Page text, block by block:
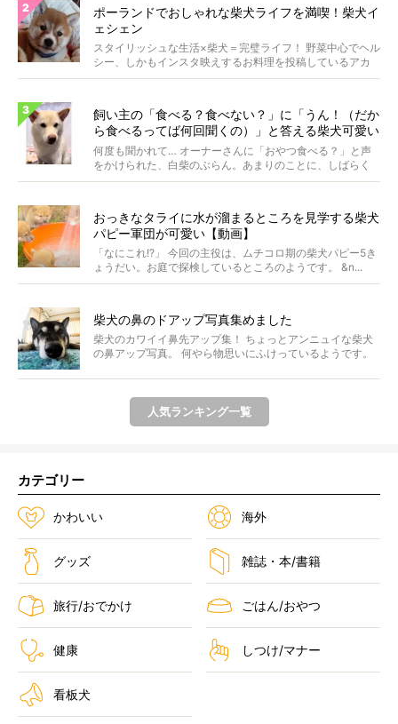
ポーランドでおしゃれな柴犬ライフを満喫！柴犬イ
ェシェン
スタイリッシュな生活×柴犬＝完璧ライフ！ 野菜中心でヘル
シー、しかもインスタ映えするお料理を投稿しているアカ
ウ...
飼い主の「食べる？食べない？」に「うん！（だか
ら食べるってば何回聞くの）」と答える柴犬可愛い
【動画】
何度も聞かれて… オーナーさんに「おやつ食べる？」と声
をかけられた、白柴のぶらん。あまりのことに、しばらく
フリ...
おっきなタライに水が溜まるところを見学する柴犬
パピー軍団が可愛い【動画】
「なにこれ!?」 今回の主役は、ムチコロ期の柴犬パピー5き
ょうだい。お庭で探検しているところのようです。 &n...
柴犬の鼻のドアップ写真集めました
柴犬のカワイイ鼻先アップ集！ ちょっとアンニュイな柴犬
の鼻アップ写真。 何やら物思いにふけっているようです。
人気ランキング一覧
カテゴリー
かわいい 海外
グッズ 雑誌・本/書籍
旅行/おでかけ ごはん/おやつ
健康 しつけ/マナー
看板犬